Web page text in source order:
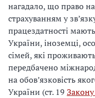
нагадало, що право
страхуванням у
працездатності
України, іноземці,
сімей, які
передбачено
на обов’язковість
України (ст. 19